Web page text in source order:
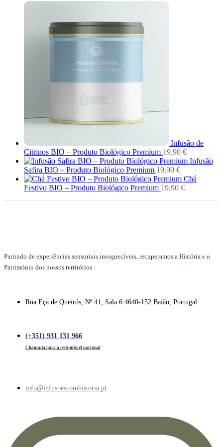
Infusão de
Citrinos BIO – Produto Biológico Premium 19,90 €
Infusão
Safira BIO – Produto Biológico Premium 19,90 €
Chá
Festivo BIO – Produto Biológico Premium 19,90 €
Partindo de experiências sensoriais inesquecíveis, recuperamos a História e o
Património dos nossos territórios.
Rua Eça de Queirós, Nº 41, Sala 6 4640-152 Baião, Portugal
(+351) 931 131 966
Chamada para a rede móvel nacional
info@infusoescomhistoria.pt